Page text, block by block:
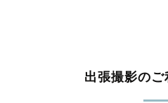
出張撮影の